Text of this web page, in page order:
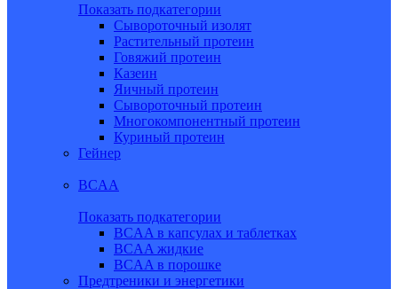
Показать подкатегории
Сывороточный изолят
Растительный протеин
Говяжий протеин
Казеин
Яичный протеин
Сывороточный протеин
Многокомпонентный протеин
Куриный протеин
Гейнер
BCAA
Показать подкатегории
BCAA в капсулах и таблетках
BCAA жидкие
BCAA в порошке
Предтреники и энергетики